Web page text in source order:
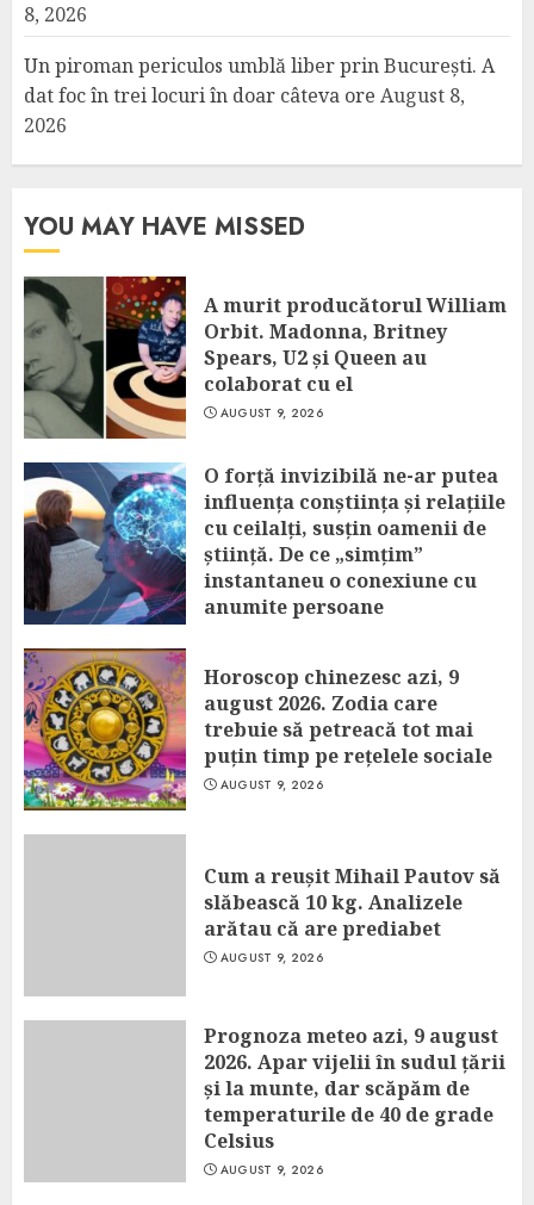
8, 2026
Un piroman periculos umblă liber prin București. A
dat foc în trei locuri în doar câteva ore August 8,
2026
YOU MAY HAVE MISSED
A murit producătorul William
Orbit. Madonna, Britney
Spears, U2 și Queen au
colaborat cu el
AUGUST 9, 2026
O forță invizibilă ne-ar putea
influența conștiința și relațiile
cu ceilalți, susțin oamenii de
știință. De ce „simțim”
instantaneu o conexiune cu
anumite persoane
Horoscop chinezesc azi, 9
august 2026. Zodia care
trebuie să petreacă tot mai
puțin timp pe rețelele sociale
AUGUST 9, 2026
Cum a reușit Mihail Pautov să
slăbească 10 kg. Analizele
arătau că are prediabet
AUGUST 9, 2026
Prognoza meteo azi, 9 august
2026. Apar vijelii în sudul țării
și la munte, dar scăpăm de
temperaturile de 40 de grade
Celsius
AUGUST 9, 2026